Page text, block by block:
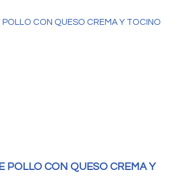
POLLO CON QUESO CREMA Y